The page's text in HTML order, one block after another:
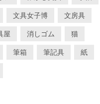
文具女子博 文房具
屋 消しゴム 猫
筆箱 筆記具 紙